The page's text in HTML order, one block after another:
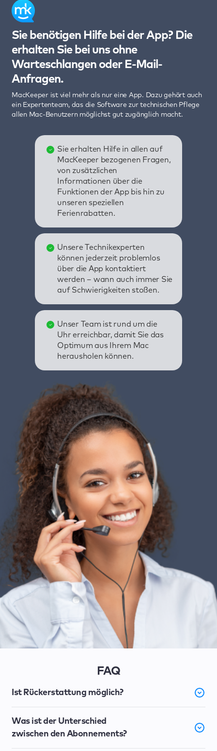
Sie benötigen Hilfe bei der App? Die
erhalten Sie bei uns ohne
Warteschlangen oder E-Mail-
Anfragen.
MacKeeper ist viel mehr als nur eine App. Dazu gehört auch
ein Expertenteam, das die Software zur technischen Pflege
allen Mac-Benutzern möglichst gut zugänglich macht.
Sie erhalten Hilfe in allen auf
MacKeeper bezogenen Fragen,
von zusätzlichen
Informationen über die
Funktionen der App bis hin zu
unseren speziellen
Ferienrabatten.
Unsere Technikexperten
können jederzeit problemlos
über die App kontaktiert
werden – wann auch immer Sie
auf Schwierigkeiten stoßen.
Unser Team ist rund um die
Uhr erreichbar, damit Sie das
Optimum aus Ihrem Mac
herausholen können.
FAQ
Ist Rückerstattung möglich?
Was ist der Unterschied
zwischen den Abonnements?